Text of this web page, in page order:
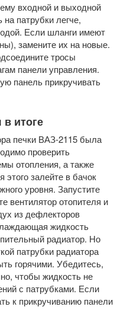
входной и выходной
патрубки легче,
Если шланги имеют
замените их на новые.
тросы
панели управления.
панель прикручивать
итоге
печки ВАЗ-2115 была
проверить
отопления, а также
этого залейте в бачок
уровня. Запустите
вентилятор отопителя и
из дефлекторов
жидкость
радиатор. Но
патрубки радиатора
горячими. Убедитесь,
чтобы жидкость не
с патрубками. Если
к прикручиванию панели